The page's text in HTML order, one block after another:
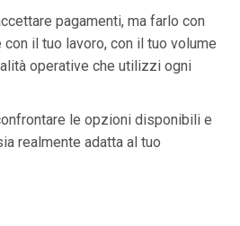
pagamenti, ma farlo con
il tuo lavoro, con il tuo volume
operative che utilizzi ogni
le opzioni disponibili e
realmente adatta al tuo